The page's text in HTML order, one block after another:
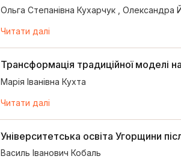
Ольга Степанівна Кухарчук Олександра
Читати далі
Трансформація традиційної моделі
Марія Іванівна Кухта
Читати далі
Університетська освіта Угорщини
Василь Іванович Кобаль